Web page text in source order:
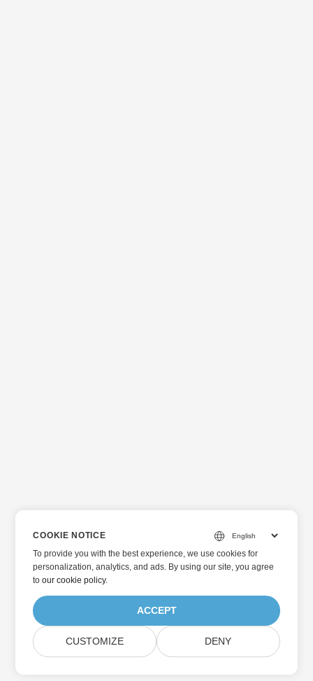
COOKIE NOTICE
To provide you with the best experience, we use cookies for
personalization, analytics, and ads. By using our site, you agree
toour cookie policy.
ACCEPT
CUSTOMIZE DENY